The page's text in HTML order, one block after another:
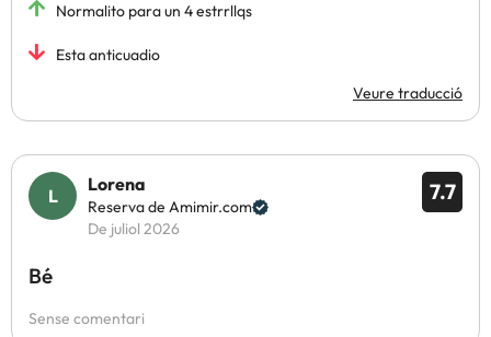
Normalito para un 4 estrrllqs
Esta anticuadio
Veure traducció
7.7
Lorena
Reserva de Amimir.com
De juliol 2026
Bé
Sense comentari